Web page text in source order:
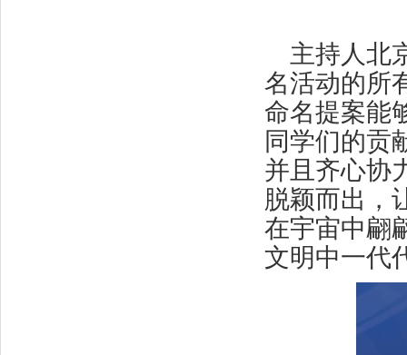
主持人北
名活动的所
命名提案能
同学们的贡
并且齐心协
脱颖而出，
在宇宙中翩
文明中一代